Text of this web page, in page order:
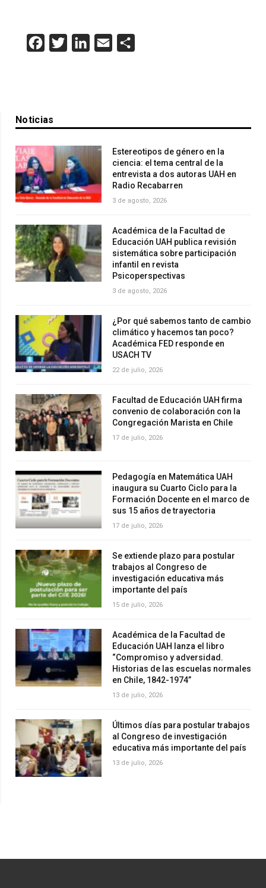
Facebook
Twitter LinkedInEmail
Noticias
Estereotipos de género en la
ciencia: el tema central de la
entrevista a dos autoras UAH en
Radio Recabarren
3 de agosto, 2026
Académica de la Facultad de
Educación UAH publica revisión
sistemática sobre participación
infantil en revista
Psicoperspectivas
3 de agosto, 2026
¿Por qué sabemos tanto de cambio
climático y hacemos tan poco?
Académica FED responde en
USACH TV
22 de julio, 2026
Facultad de Educación UAH firma
convenio de colaboración con la
Congregación Marista en Chile
17 de julio, 2026
Pedagogía en Matemática UAH
inaugura su Cuarto Ciclo para la
Formación Docente en el marco de
sus 15 años de trayectoria
17 de julio, 2026
Se extiende plazo para postular
trabajos al Congreso de
investigación educativa más
importante del país
15 de julio, 2026
Académica de la Facultad de
Educación UAH lanza el libro
“Compromiso y adversidad.
Historias de las escuelas normales
en Chile, 1842-1974”
13 de julio, 2026
Últimos días para postular trabajos
al Congreso de investigación
educativa más importante del país
13 de julio, 2026